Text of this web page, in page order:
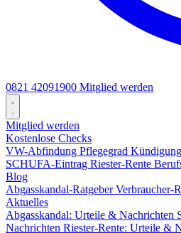
0821 42091900 Mitglied werden
Mitglied werden
Kostenlose Checks
VW-Abfindung Pflegegrad
SCHUFA-Eintrag Riester-Rente
Blog
Abgasskandal-RatgeberVerbraucher-
Aktuelles
Abgasskandal: Urteile & Nachrichten
Nachrichten Riester-Rente: Urteile &